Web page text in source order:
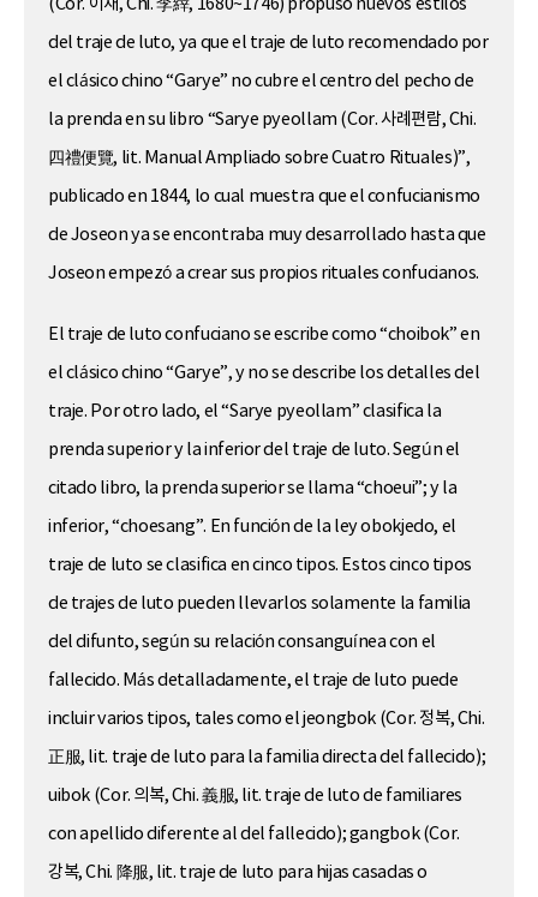
del traje de luto, ya que el traje de luto recomendado por
el clásico chino “Garye” no cubre el centro del pecho de
la prenda en su libro “Sarye pyeollam (Cor. 사례편람, Chi.
四禮便覽, lit. Manual Ampliado sobre Cuatro Rituales)”,
publicado en 1844, lo cual muestra que el confucianismo
de Joseon ya se encontraba muy desarrollado hasta que
Joseon empezó a crear sus propios rituales confucianos.
El traje de luto confuciano se escribe como “choibok” en
el clásico chino “Garye”, y no se describe los detalles del
traje. Por otro lado, el “Sarye pyeollam” clasifica la
prenda superior y la inferior del traje de luto. Según el
citado libro, la prenda superior se llama “choeui”; y la
inferior, “choesang”. En función de la ley obokjedo, el
traje de luto se clasifica en cinco tipos. Estos cinco tipos
de trajes de luto pueden llevarlos solamente la familia
del difunto, según su relación consanguínea con el
fallecido. Más detalladamente, el traje de luto puede
incluir varios tipos, tales como el jeongbok (Cor. 정복, Chi.
正服, lit. traje de luto para la familia directa del fallecido);
uibok (Cor. 의복, Chi. 義服, lit. traje de luto de familiares
con apellido diferente al del fallecido); gangbok (Cor.
강복, Chi. 降服, lit. traje de luto para hijas casadas o